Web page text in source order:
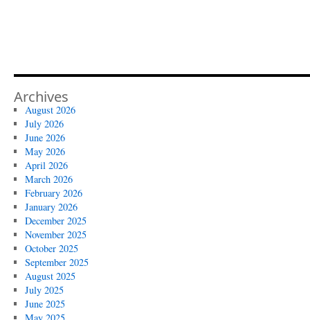
Archives
August 2026
July 2026
June 2026
May 2026
April 2026
March 2026
February 2026
January 2026
December 2025
November 2025
October 2025
September 2025
August 2025
July 2025
June 2025